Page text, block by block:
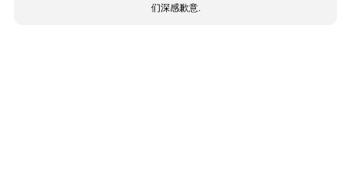
们深感歉意.